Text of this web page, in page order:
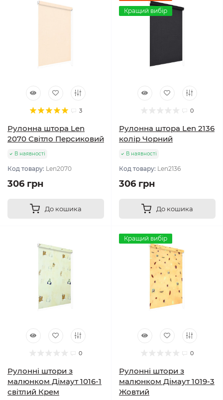
3
Рулонна штора Len
2070 Світло Персиковий
В наявності
Код товару: Len2070
306 грн
До кошика
Кращий вибір
0
Рулонна штора Len 2136
колір Чорний
В наявності
Код товару: Len2136
306 грн
До кошика
0
Рулонні штори з
малюнком Дімаут 1016-1
світлий Крем
Кращий вибір
0
Рулонні штори з
малюнком Дімаут 1019-3
Жовтий